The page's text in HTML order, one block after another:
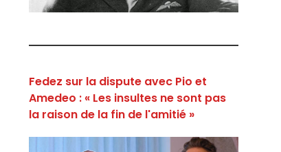
Fedez sur la dispute avec Pio et
Amedeo : « Les insultes ne sont pas
la raison de la fin de l'amitié »